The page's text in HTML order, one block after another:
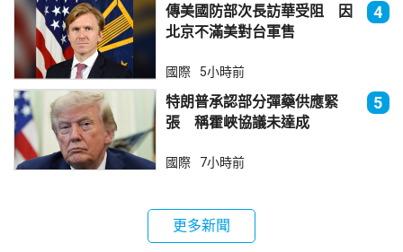
傳美國防部次長訪華受阻 因
北京不滿美對台軍售
4
國際 5小時前
特朗普承認部分彈藥供應緊
張 稱霍峽協議未達成
5
國際 7小時前
更多新聞